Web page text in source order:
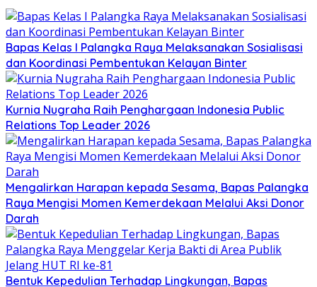
Bapas Kelas I Palangka Raya Melaksanakan Sosialisasi
dan Koordinasi Pembentukan Kelayan Binter
Kurnia Nugraha Raih Penghargaan Indonesia Public
Relations Top Leader 2026
Mengalirkan Harapan kepada Sesama, Bapas Palangka
Raya Mengisi Momen Kemerdekaan Melalui Aksi Donor
Darah
Bentuk Kepedulian Terhadap Lingkungan, Bapas